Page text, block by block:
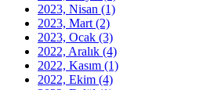
2023, Nisan (1)
2023, Mart (2)
2023, Ocak (3)
2022, Aralık (4)
2022, Kasım (1)
2022, Ekim (4)